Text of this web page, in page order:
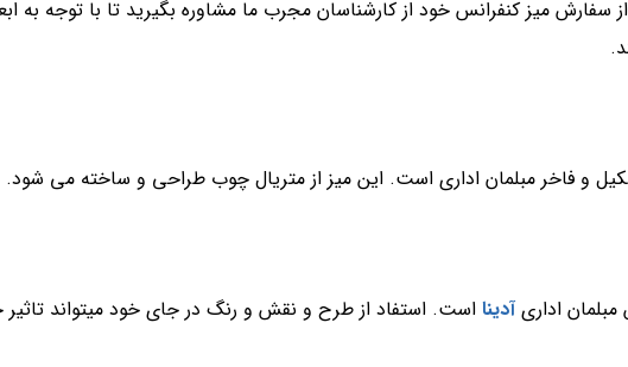
میز کنفرانس خود از کارشناسان مجرب ما مشاوره بگیرید تا با توجه به
و فاخر مبلمان اداری است. این میز از متریال چوب طراحی و ساخته می شود.
اداریآدینا است. استفاد از طرح و نقش و رنگ در جای خود میتواند